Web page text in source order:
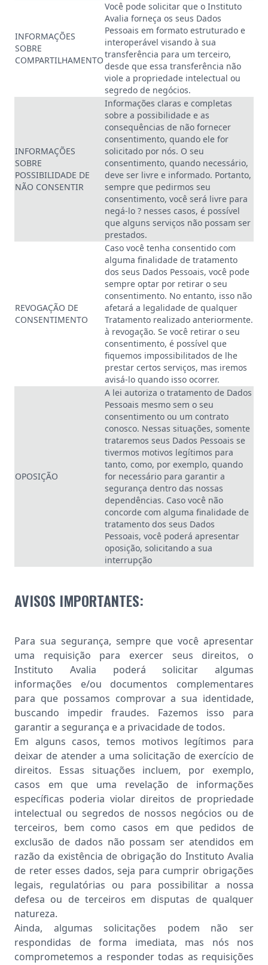
INFORMAÇÕES
SOBRE
COMPARTILHAMENTO
Você pode solicitar que o Instituto
Avalia forneça os seus Dados
Pessoais em formato estruturado e
interoperável visando à sua
transferência para um terceiro,
desde que essa transferência não
viole a propriedade intelectual ou
segredo de negócios.
INFORMAÇÕES
SOBRE
POSSIBILIDADE DE
NÃO CONSENTIR
Informações claras e completas
sobre a possibilidade e as
consequências de não fornecer
consentimento, quando ele for
solicitado por nós. O seu
consentimento, quando necessário,
deve ser livre e informado. Portanto,
sempre que pedirmos seu
consentimento, você será livre para
negá-lo ? nesses casos, é possível
que alguns serviços não possam ser
prestados.
REVOGAÇÃO DE
CONSENTIMENTO
Caso você tenha consentido com
alguma finalidade de tratamento
dos seus Dados Pessoais, você pode
sempre optar por retirar o seu
consentimento. No entanto, isso não
afetará a legalidade de qualquer
Tratamento realizado anteriormente.
à revogação. Se você retirar o seu
consentimento, é possível que
fiquemos impossibilitados de lhe
prestar certos serviços, mas iremos
avisá-lo quando isso ocorrer.
OPOSIÇÃO
A lei autoriza o tratamento de Dados
Pessoais mesmo sem o seu
consentimento ou um contrato
conosco. Nessas situações, somente
trataremos seus Dados Pessoais se
tivermos motivos legítimos para
tanto, como, por exemplo, quando
for necessário para garantir a
segurança dentro das nossas
dependências. Caso você não
concorde com alguma finalidade de
tratamento dos seus Dados
Pessoais, você poderá apresentar
oposição, solicitando a sua
interrupção
AVISOS IMPORTANTES:
Para sua segurança, sempre que você apresentar
uma requisição para exercer seus direitos, o
Instituto Avalia poderá solicitar algumas
informações e/ou documentos complementares
para que possamos comprovar a sua identidade,
buscando impedir fraudes. Fazemos isso para
garantir a segurança e a privacidade de todos.
Em alguns casos, temos motivos legítimos para
deixar de atender a uma solicitação de exercício de
direitos. Essas situações incluem, por exemplo,
casos em que uma revelação de informações
específicas poderia violar direitos de propriedade
intelectual ou segredos de nossos negócios ou de
terceiros, bem como casos em que pedidos de
exclusão de dados não possam ser atendidos em
razão da existência de obrigação do Instituto Avalia
de reter esses dados, seja para cumprir obrigações
legais, regulatórias ou para possibilitar a nossa
defesa ou de terceiros em disputas de qualquer
natureza.
Ainda, algumas solicitações podem não ser
respondidas de forma imediata, mas nós nos
comprometemos a responder todas as requisições